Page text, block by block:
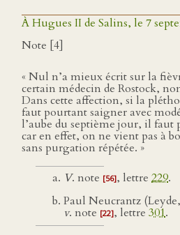
À Hugues II de Salins, le 7
Note [4]
« Nul n’a mieux écrit sur la
certain médecin de Rostock,
Dans cette affection, si la
faut pourtant saigner avec
l’aube du septième jour, il
car en effet, on ne vient pas à
sans purgation répétée. »
V. note [56], lettre 229.
Paul Neucrantz
v. note [22], lettre 301.